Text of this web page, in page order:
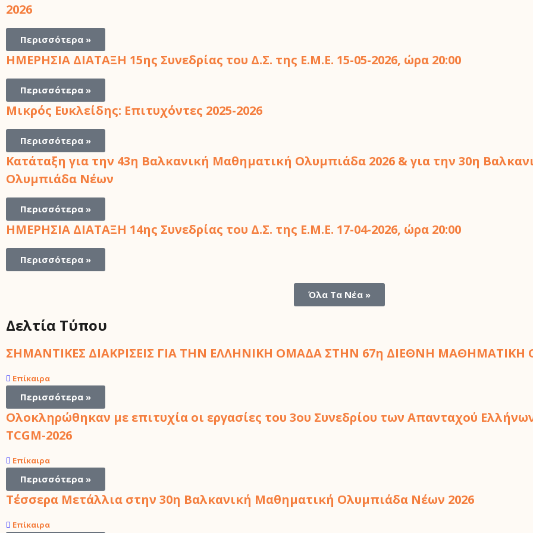
2026
Περισσότερα »
ΗΜΕΡΗΣΙΑ ΔΙΑΤΑΞΗ 15ης Συνεδρίας του Δ.Σ. της Ε.Μ.Ε. 15-05-2026, ώρα 20:00
Περισσότερα »
Μικρός Ευκλείδης: Επιτυχόντες 2025-2026
Περισσότερα »
Κατάταξη για την 43η Βαλκανική Μαθηματική Ολυμπιάδα 2026 & για την 30η
Ολυμπιάδα Νέων
Περισσότερα »
ΗΜΕΡΗΣΙΑ ΔΙΑΤΑΞΗ 14ης Συνεδρίας του Δ.Σ. της Ε.Μ.Ε. 17-04-2026, ώρα 20:00
Περισσότερα »
Όλα Τα Νέα »
Δελτία Τύπου
ΣΗΜΑΝΤΙΚΕΣ ΔΙΑΚΡΙΣΕΙΣ ΓΙΑ ΤΗΝ ΕΛΛΗΝΙΚΗ ΟΜΑΔΑ ΣΤΗΝ 67η ΔΙΕΘΝΗ ΜΑΘΗΜΑΤΙΚΗ
Επίκαιρα
Περισσότερα »
Ολοκληρώθηκαν με επιτυχία οι εργασίες του 3ου Συνεδρίου των Απανταχού
TCGM-2026
Επίκαιρα
Περισσότερα »
Τέσσερα Μετάλλια στην 30η Βαλκανική Μαθηματική Ολυμπιάδα Νέων 2026
Επίκαιρα